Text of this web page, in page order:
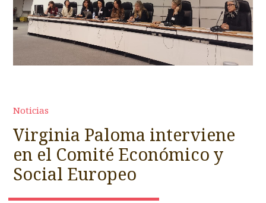
Noticias
Virginia Paloma interviene
en el Comité Económico y
Social Europeo